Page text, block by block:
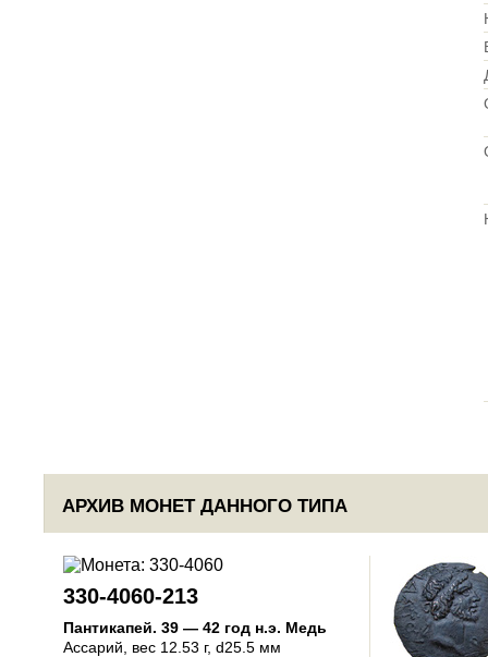
АРХИВ МОНЕТ ДАННОГО ТИПА
330-4060-213
Пантикапей. 39 — 42 год н.э. Медь
Ассарий , вес 12.53 г, d25.5 мм